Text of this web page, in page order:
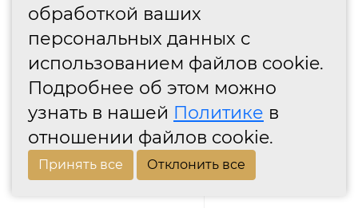
обработкой ваших
персональных данных с
использованием файлов cookie.
Подробнее об этом можно
узнать в нашей Политике в
отношении файлов cookie.
Принять все Отклонить все